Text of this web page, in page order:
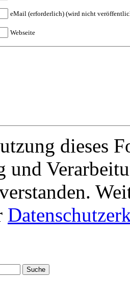
eMail (erforderlich) (wird nicht
Webseite
dieses
und